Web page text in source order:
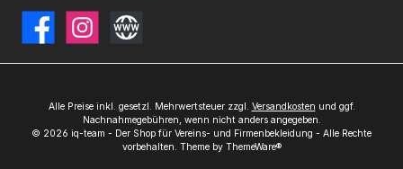
FacebookInstagramWebsite
Alle Preise inkl. gesetzl. Mehrwertsteuer zzgl. Versandkosten und ggf.
Nachnahmegebühren, wenn nicht anders angegeben.
© 2026 iq-team - Der Shop für Vereins- und Firmenbekleidung - Alle Rechte
vorbehalten. Theme by ThemeWare®